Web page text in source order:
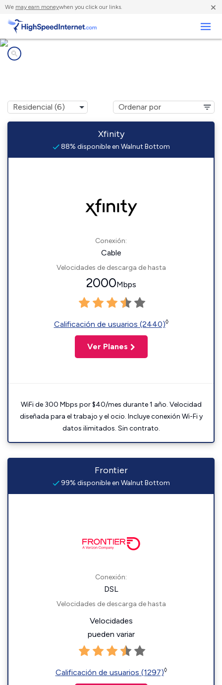
We may earn moneywhen you click our links. ×
Xfinity
88% disponible en Walnut Bottom
Conexión:
Cable
Velocidades de descarga de hasta
2000Mbps
Calificación de usuarios (2440)◊
Ver Planes
WiFi de 300 Mbps por $40/mes durante 1 año. Velocidad
diseñada para el trabajo y el ocio. Incluye conexión Wi-Fi y
datos ilimitados. Sin contrato.
Frontier
99% disponible en Walnut Bottom
Conexión:
DSL
Velocidades de descarga de hasta
Velocidades
pueden variar
Calificación de usuarios (1297)◊